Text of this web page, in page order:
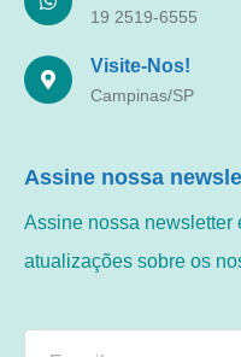
19 2519-6555
Visite-Nos!
Campinas/SP
Assine nossa
Assine nossa newsletter
atualizações sobre os